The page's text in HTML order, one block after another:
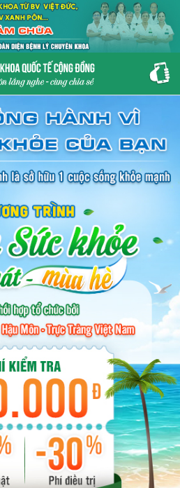
tư vấn miễn phí
VỀ PHÒNG KHÁM
CHẤT
KHÁM
PHÒNG KHÁM